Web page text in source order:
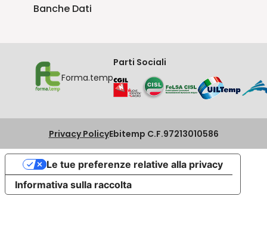
Banche Dati
Forma.temp
Parti Sociali
Privacy PolicyEbitemp C.F.97213010586
Informativa sulla raccolta
Le tue preferenze relative alla privacy